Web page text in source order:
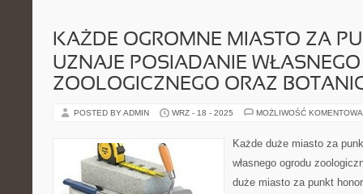
KAŻDE OGROMNE MIASTO ZA
UZNAJE POSIADANIE
ZOOLOGICZNEGO ORAZ
POSTED BY ADMIN WRZ - 18 - 2025 MOŻLIWOŚĆ
Każde duże miasto za
własnego ogrodu
duże miasto za punkt